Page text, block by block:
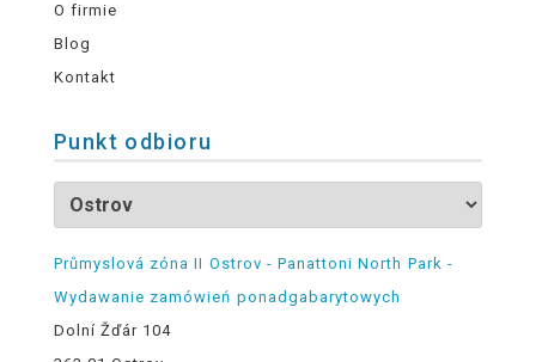
O firmie
Blog
Kontakt
Punkt odbioru
Průmyslová zóna II Ostrov - Panattoni North Park -
Wydawanie zamówień ponadgabarytowych
Dolní Žďár 104